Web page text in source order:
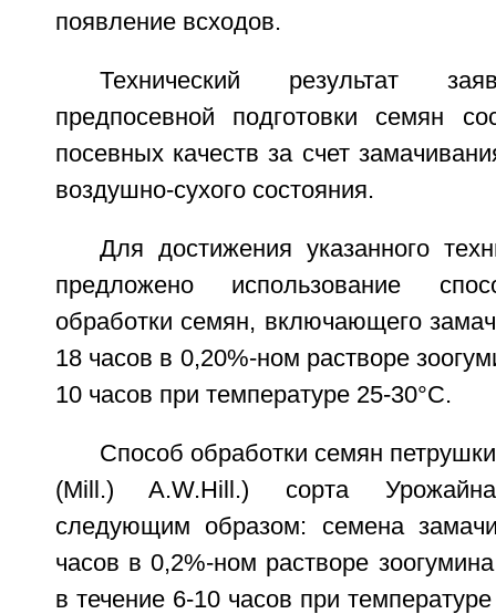
появление всходов.
Технический результат
предпосевной подготовки семян
посевных качеств за счет
воздушно-сухого состояния.
Для достижения указанного
предложено использование
обработки семян, включающего
18 часов в 0,20%-ном растворе
10 часов при температуре 25-30°С.
Способ обработки семян
(Mill.) A.W.Hill.) сорта
следующим образом: семена
часов в 0,2%-ном растворе
в течение 6-10 часов при